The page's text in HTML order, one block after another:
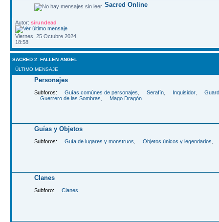
Sacred Online
Autor: sirundead
Viernes, 25 Octubre 2024,
18:58
SACRED 2: FALLEN ANGEL
ÚLTIMO MENSAJE
Personajes
Subforos: Guías comúnes de personajes Serafín Inquisidor
Guerrero de las Sombras
Mago Dragón
Guías y Objetos
Subforos: Guía de lugares y monstruos Objetos únicos y legendarios
Clanes
Subforo: Clanes